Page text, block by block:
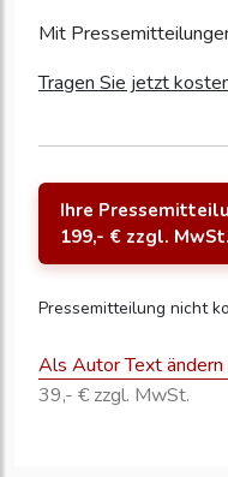
Mit
Tragen Sie jetzt
Ihre
199,- € zzgl. MwSt.
Pressemitteilung nicht
Als Autor Text
39,- € zzgl. MwSt.